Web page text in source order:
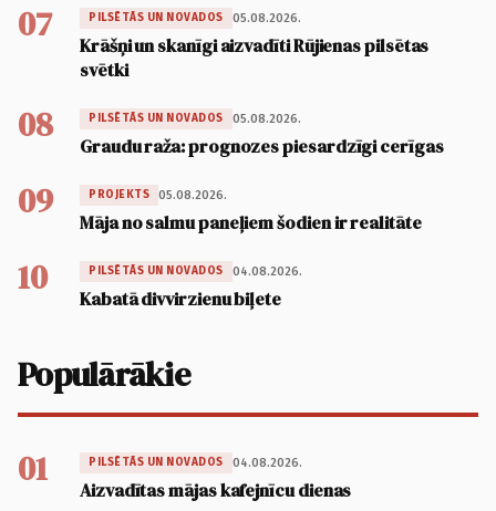
07 PILSĒTĀS UN NOVADOS 05.08.2026.
Krāšņi un skanīgi aizvadīti Rūjienas pilsētas
svētki
08 PILSĒTĀS UN NOVADOS 05.08.2026.
Graudu raža: prognozes piesardzīgi cerīgas
09 PROJEKTS 05.08.2026.
Māja no salmu paneļiem šodien ir realitāte
10 PILSĒTĀS UN NOVADOS 04.08.2026.
Kabatā divvirzienu biļete
Populārākie
01 PILSĒTĀS UN NOVADOS 04.08.2026.
Aizvadītas mājas kafejnīcu dienas